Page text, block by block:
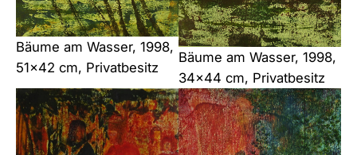
Bäume am Wasser, 1998,
51×42 cm, Privatbesitz
Bäume am Wasser, 1998,
34×44 cm, Privatbesitz